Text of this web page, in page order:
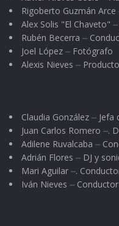
Rigoberto Guzmán Arce
Alex Solis "El Chaveto"
Rubén Becerra ⏤
Joel López ⏤ Fotógrafo
Alexis Nieves ⏤
Claudia González ⏤ Jefa
Juan Carlos Romero ⏤.
Adilene Ruvalcaba ⏤
Adrián Flores ⏤ DJ y
Mari Aguilar ⏤.
Iván Nieves ⏤ Conductor